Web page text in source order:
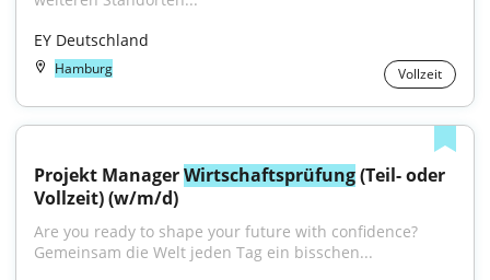
EY Deutschland
Hamburg Vollzeit
Projekt Manager Wirtschaftsprüfung (Teil- oder
Vollzeit) (w/m/d)
Are you ready to shape your future with confidence?
Gemeinsam die Welt jeden Tag ein bisschen...